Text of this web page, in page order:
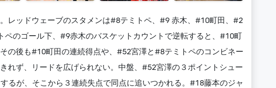
レッドウェーブのスタメンは#8テミトペ、#9 赤木、#10町田、#2
のゴール下、#9赤木のバスケットカウントで逆転すると、#10町
の後も#10町田の連続得点や、#52宮澤と#8テミトペのコンビネー
れず、リードを広げられない。中盤、#52宮澤の３ポイントシュー
るが、そこから３連続失点で同点に追いつかれる。#18藤本のジャ